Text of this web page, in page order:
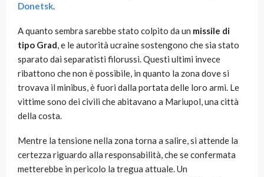
Donetsk.
A quanto sembra sarebbe stato colpito da un missile di
tipo Grad, e le autorità ucraine sostengono che sia stato
sparato dai separatisti filorussi. Questi ultimi invece
ribattono che non è possibile, in quanto la zona dove si
trovava il minibus, è fuori dalla portata delle loro armi. Le
vittime sono dei civili che abitavano a Mariupol, una città
della costa.
Mentre la tensione nella zona torna a salire, si attende la
certezza riguardo alla responsabilità, che se confermata
metterebbe in pericolo la tregua attuale. Un